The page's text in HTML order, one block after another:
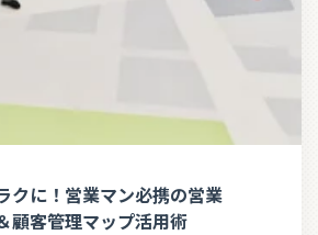
クに！営業マン必携の営業
顧客管理マップ活用術